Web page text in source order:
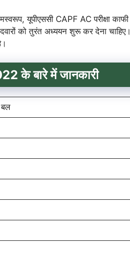
यूपीएससी CAPF AC परीक्षा काफी
को तुरंत अध्ययन शुरू कर देना चाहिए।
के बारे में जानकारी
बल